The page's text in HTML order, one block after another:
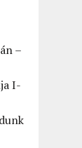
–
I-